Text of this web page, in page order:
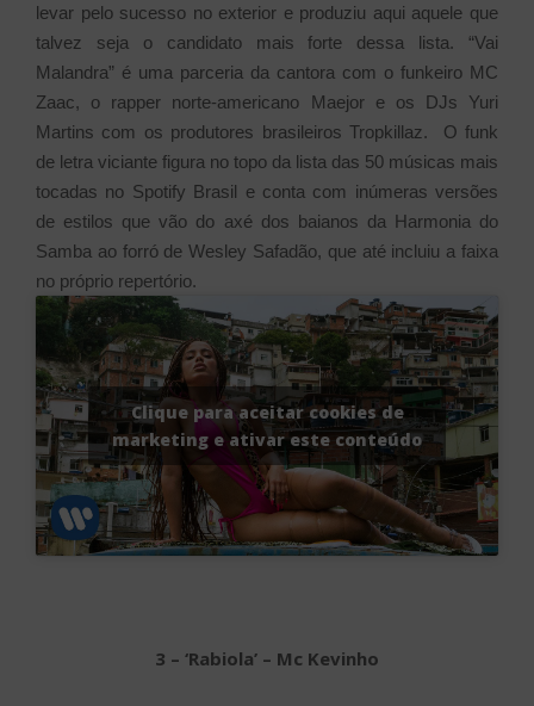
levar pelo sucesso no exterior e produziu aqui aquele que
talvez seja o candidato mais forte dessa lista. “Vai
Malandra” é uma parceria da cantora com o funkeiro MC
Zaac, o rapper norte-americano Maejor e os DJs Yuri
Martins com os produtores brasileiros Tropkillaz. O funk
de letra viciante figura no topo da lista das 50 músicas mais
tocadas no Spotify Brasil e conta com inúmeras versões
de estilos que vão do axé dos baianos da Harmonia do
Samba ao forró de Wesley Safadão, que até incluiu a faixa
no próprio repertório.
Clique para aceitar cookies de
marketing e ativar este conteúdo
3 – ‘Rabiola’ – Mc Kevinho